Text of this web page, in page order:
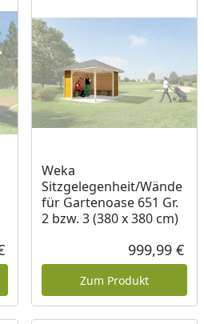
Aktueller Preis
Weka
Sitzgelegenheit/Wände
für Gartenoase 651 Gr.
2 bzw. 3 (380 x 380 cm)
999,99 €
Zum Produkt